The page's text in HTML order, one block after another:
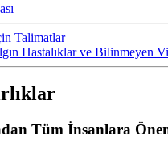
Talimatlar
Hastalıklar ve Bilinmeyen
Tüm İnsanlara